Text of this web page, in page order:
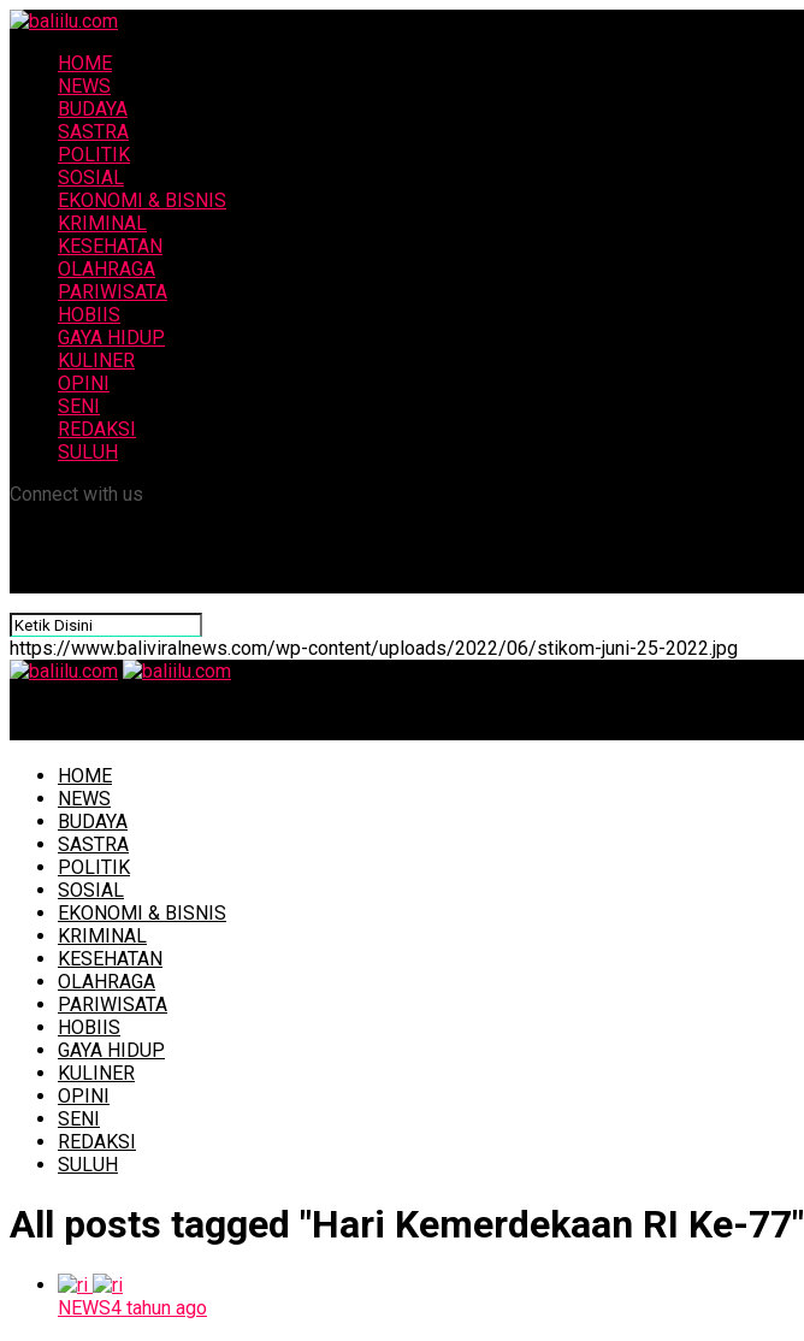
HOME
NEWS
BUDAYA
SASTRA
POLITIK
SOSIAL
EKONOMI & BISNIS
KRIMINAL
KESEHATAN
OLAHRAGA
PARIWISATA
HOBIIS
GAYA HIDUP
KULINER
OPINI
SENI
REDAKSI
SULUH
Connect with us
https://www.baliviralnews.com/wp-content/uploads/2022/06/stikom-juni-25-2022.jpg
HOME
NEWS
BUDAYA
SASTRA
POLITIK
SOSIAL
EKONOMI & BISNIS
KRIMINAL
KESEHATAN
OLAHRAGA
PARIWISATA
HOBIIS
GAYA HIDUP
KULINER
OPINI
SENI
REDAKSI
SULUH
All posts tagged "Hari Kemerdekaan RI Ke-77"
NEWS4 tahun ago